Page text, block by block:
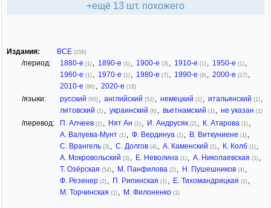
+ещё 13 шт. похожего
Издания: ВСЕ (156)
/период: 1880-е (1) , 1890-е (1) , 1900-е (3) , 1910-е (1) , 1950-е (1) ,
1960-е (1) , 1970-е (1) , 1980-е (7) , 1990-е (9) , 2000-е (27) ,
2010-е (86) , 2020-е (18)
/языки: русский (93) , английский (52) , немецкий (1) , итальянский (1) ,
литовский (1) , украинский (6) , вьетнамский (1) , не указан (1)
/перевод: П. Алчеев (1) , Нят Ан (1) , И. Андрусяк (2) , К. Атарова (1) ,
А. Валуева-Мунт (1) , Ф. Вердинуа (1) , В. Виткуниене (1) ,
С. Врангель (3) , С. Долгов (4) , А. Каменский (1) , К. Колб (1) ,
А. Мокровольский (3) , Е. Неволина (1) , А. Николаевская (1) ,
Т. Озёрская (54) , М. Панфилова (2) , Н. Пушешников (4) ,
Ф. Резенер (2) , П. Рипинская (1) , Е. Тихомандрицкая (1) ,
М. Торчинская (1) , М. Филоненко (1)